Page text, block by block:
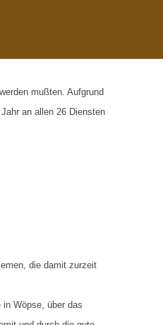
mußten. Aufgrund
an allen 26 Diensten
die damit zurzeit
Wöpse, über das